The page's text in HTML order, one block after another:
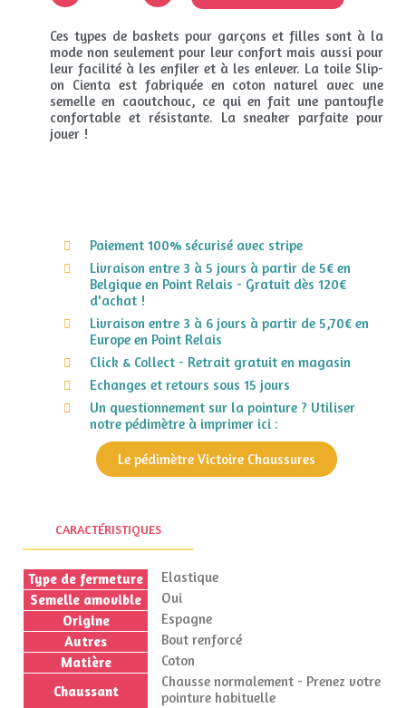
Ces types de baskets pour garçons et filles sont à la
mode non seulement pour leur confort mais aussi pour
leur facilité à les enfiler et à les enlever. La toile Slip-
on Cienta est fabriquée en coton naturel avec une
semelle en caoutchouc, ce qui en fait une pantoufle
confortable et résistante. La sneaker parfaite pour
jouer !
Paiement 100% sécurisé avec stripe
Livraison entre 3 à 5 jours à partir de 5€ en
Belgique en Point Relais - Gratuit dès 120€
d'achat !
Livraison entre 3 à 6 jours à partir de 5,70€ en
Europe en Point Relais
Click & Collect - Retrait gratuit en magasin
Echanges et retours sous 15 jours
Un questionnement sur la pointure ? Utiliser
notre pédimètre à imprimer ici :
Le pédimètre Victoire Chaussures
CARACTÉRISTIQUES
Type de fermeture
Elastique
Semelle amovible
Oui
Origine
Espagne
Autres
Bout renforcé
Matière
Coton
Chaussant
Chausse normalement - Prenez votre
pointure habituelle